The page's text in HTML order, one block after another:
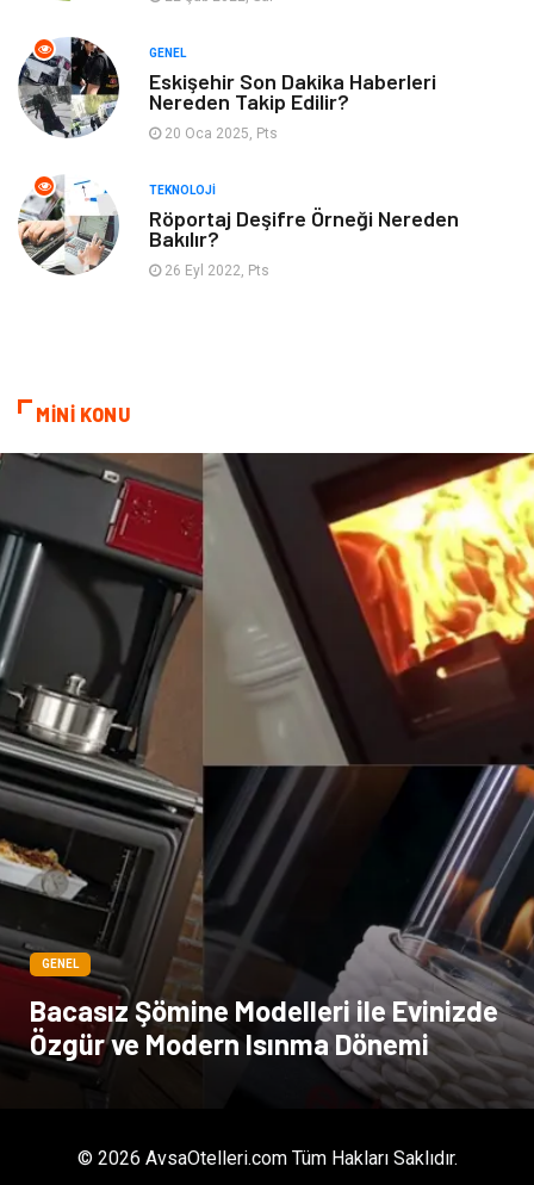
GENEL
Eskişehir Son Dakika Haberleri
Nereden Takip Edilir?
20 Oca 2025, Pts
TEKNOLOJI
Röportaj Deşifre Örneği Nereden
Bakılır?
26 Eyl 2022, Pts
MİNİ KONU
GENEL
Bacasız Şömine Modelleri ile Evinizde
Özgür ve Modern Isınma Dönemi
© 2026 AvsaOtelleri.com Tüm Hakları Saklıdır.